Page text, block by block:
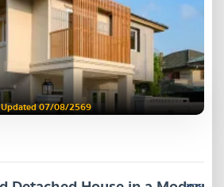
Updated 07/08/2569